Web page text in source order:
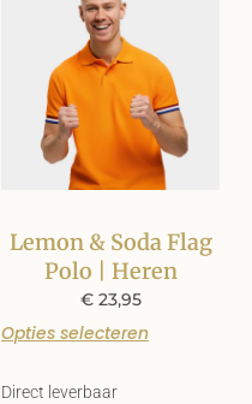
Lemon & Soda Flag
Polo | Heren
€23,95
Opties selecteren
Direct leverbaar